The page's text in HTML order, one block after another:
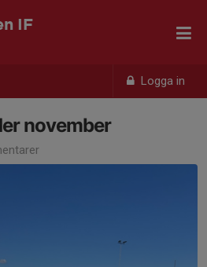
Logga in
IF
november